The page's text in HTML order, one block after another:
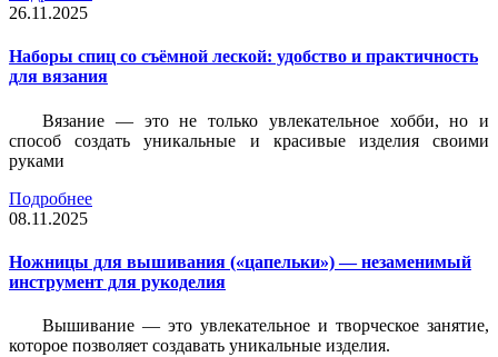
26.11.2025
Наборы спиц со съёмной леской: удобство и практичность
для вязания
Вязание — это не только увлекательное хобби, но и
способ создать уникальные и красивые изделия своими
руками
Подробнее
08.11.2025
Ножницы для вышивания («цапельки») — незаменимый
инструмент для рукоделия
Вышивание — это увлекательное и творческое занятие,
которое позволяет создавать уникальные изделия.